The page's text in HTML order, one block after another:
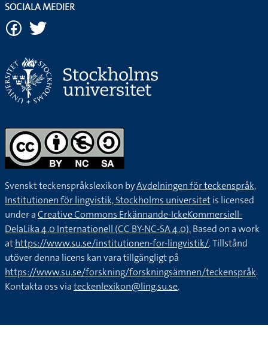
SOCIALA MEDIER
Svenskt teckenspråkslexikon byAvdelningen för teckenspråk,
Institutionen för lingvistik, Stockholms universitetis licensed
under aCreative Commons Erkännande-IckeKommersiell-
DelaLika 4.0 Internationell (CC BY-NC-SA 4.0).Based on a work
athttps://www.su.se/institutionen-for-lingvistik/. Tillstånd
utöver denna licens kan vara tillgängligt på
https://www.su.se/forskning/forskningsämnen/teckenspråk.
Kontakta oss viateckenlexikon@ling.su.se.